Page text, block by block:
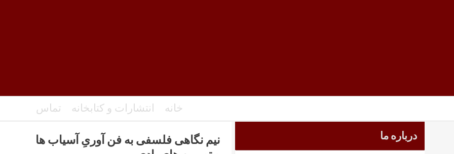
تماس انتشارات و کتابخانه خانه
نیم نگاهی فلسفی به فن آوریِ آسیاب ها
درباره ما